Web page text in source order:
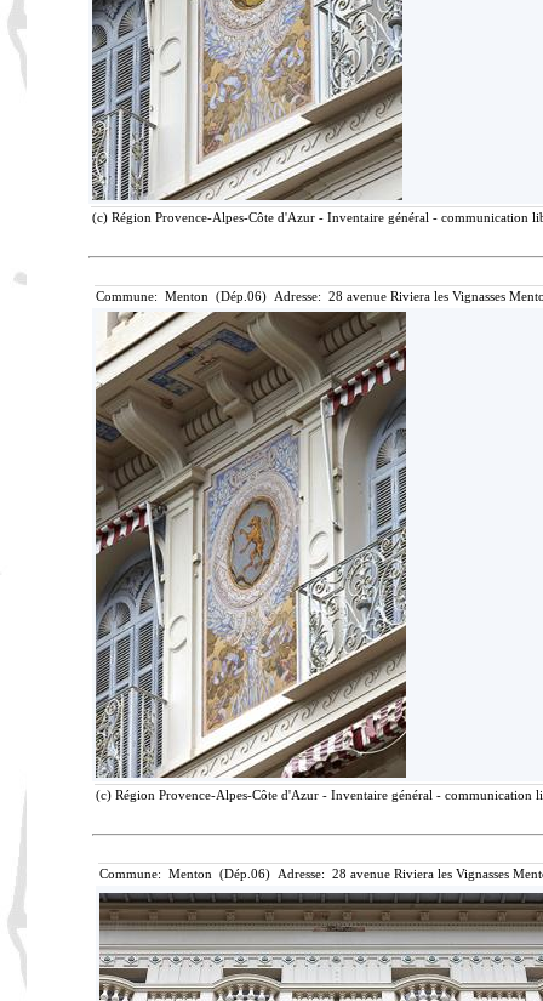
(c) Région Provence-Alpes-Côte d'Azur - Inventaire général - communication
Commune: Menton (Dép.06) Adresse: 28 avenue Riviera les Vignasses
(c) Région Provence-Alpes-Côte d'Azur - Inventaire général - communication
Commune: Menton (Dép.06) Adresse: 28 avenue Riviera les Vignasses